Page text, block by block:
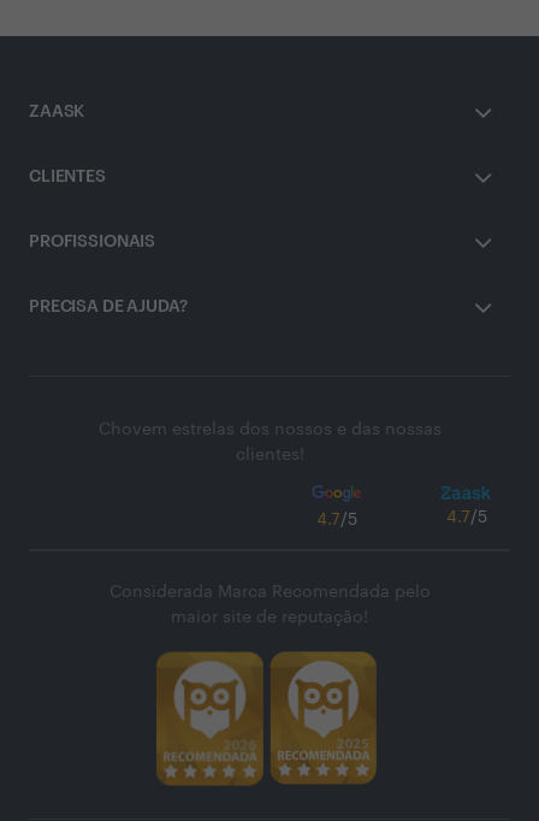
ZAASK
CLIENTES
PROFISSIONAIS
PRECISA DE AJUDA?
Chovem estrelas dos nossos e das nossas
clientes!
4.7/5 4.7/5
Considerada Marca Recomendada pelo
maior site de reputação!